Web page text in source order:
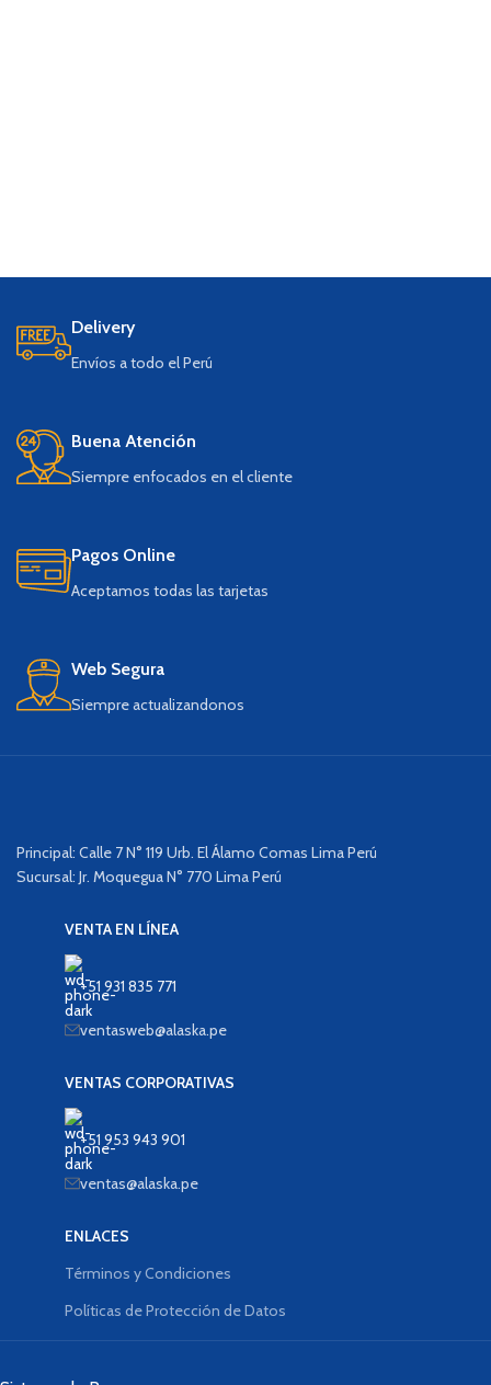
Delivery
Envíos a todo el Perú
Buena Atención
Siempre enfocados en el cliente
Pagos Online
Aceptamos todas las tarjetas
Web Segura
Siempre actualizandonos
Principal: Calle 7 N° 119 Urb. El Álamo Comas Lima Perú
Sucursal: Jr. Moquegua N° 770 Lima Perú
VENTA EN LÍNEA
+51 931 835 771
ventasweb@alaska.pe
VENTAS CORPORATIVAS
+51 953 943 901
ventas@alaska.pe
ENLACES
Términos y Condiciones
Políticas de Protección de Datos